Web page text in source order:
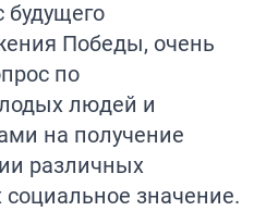
будущего
Победы, очень
по
людей и
на получение
различных
значение.